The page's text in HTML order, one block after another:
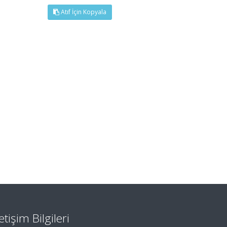
Atıf İçin Kopyala
Bilgileri